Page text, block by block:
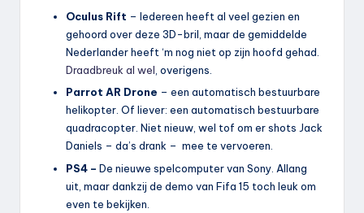
Oculus Rift – Iedereen heeft al veel gezien en
gehoord over deze 3D-bril, maar de gemiddelde
Nederlander heeft ‘m nog niet op zijn hoofd gehad.
Draadbreuk al wel, overigens.
Parrot AR Drone – een automatisch bestuurbare
helikopter. Of liever: een automatisch bestuurbare
quadracopter. Niet nieuw, wel tof om er shots Jack
Daniels – da’s drank – mee te vervoeren.
PS4 – De nieuwe spelcomputer van Sony. Allang
uit, maar dankzij de demo van Fifa 15 toch leuk om
even te bekijken.